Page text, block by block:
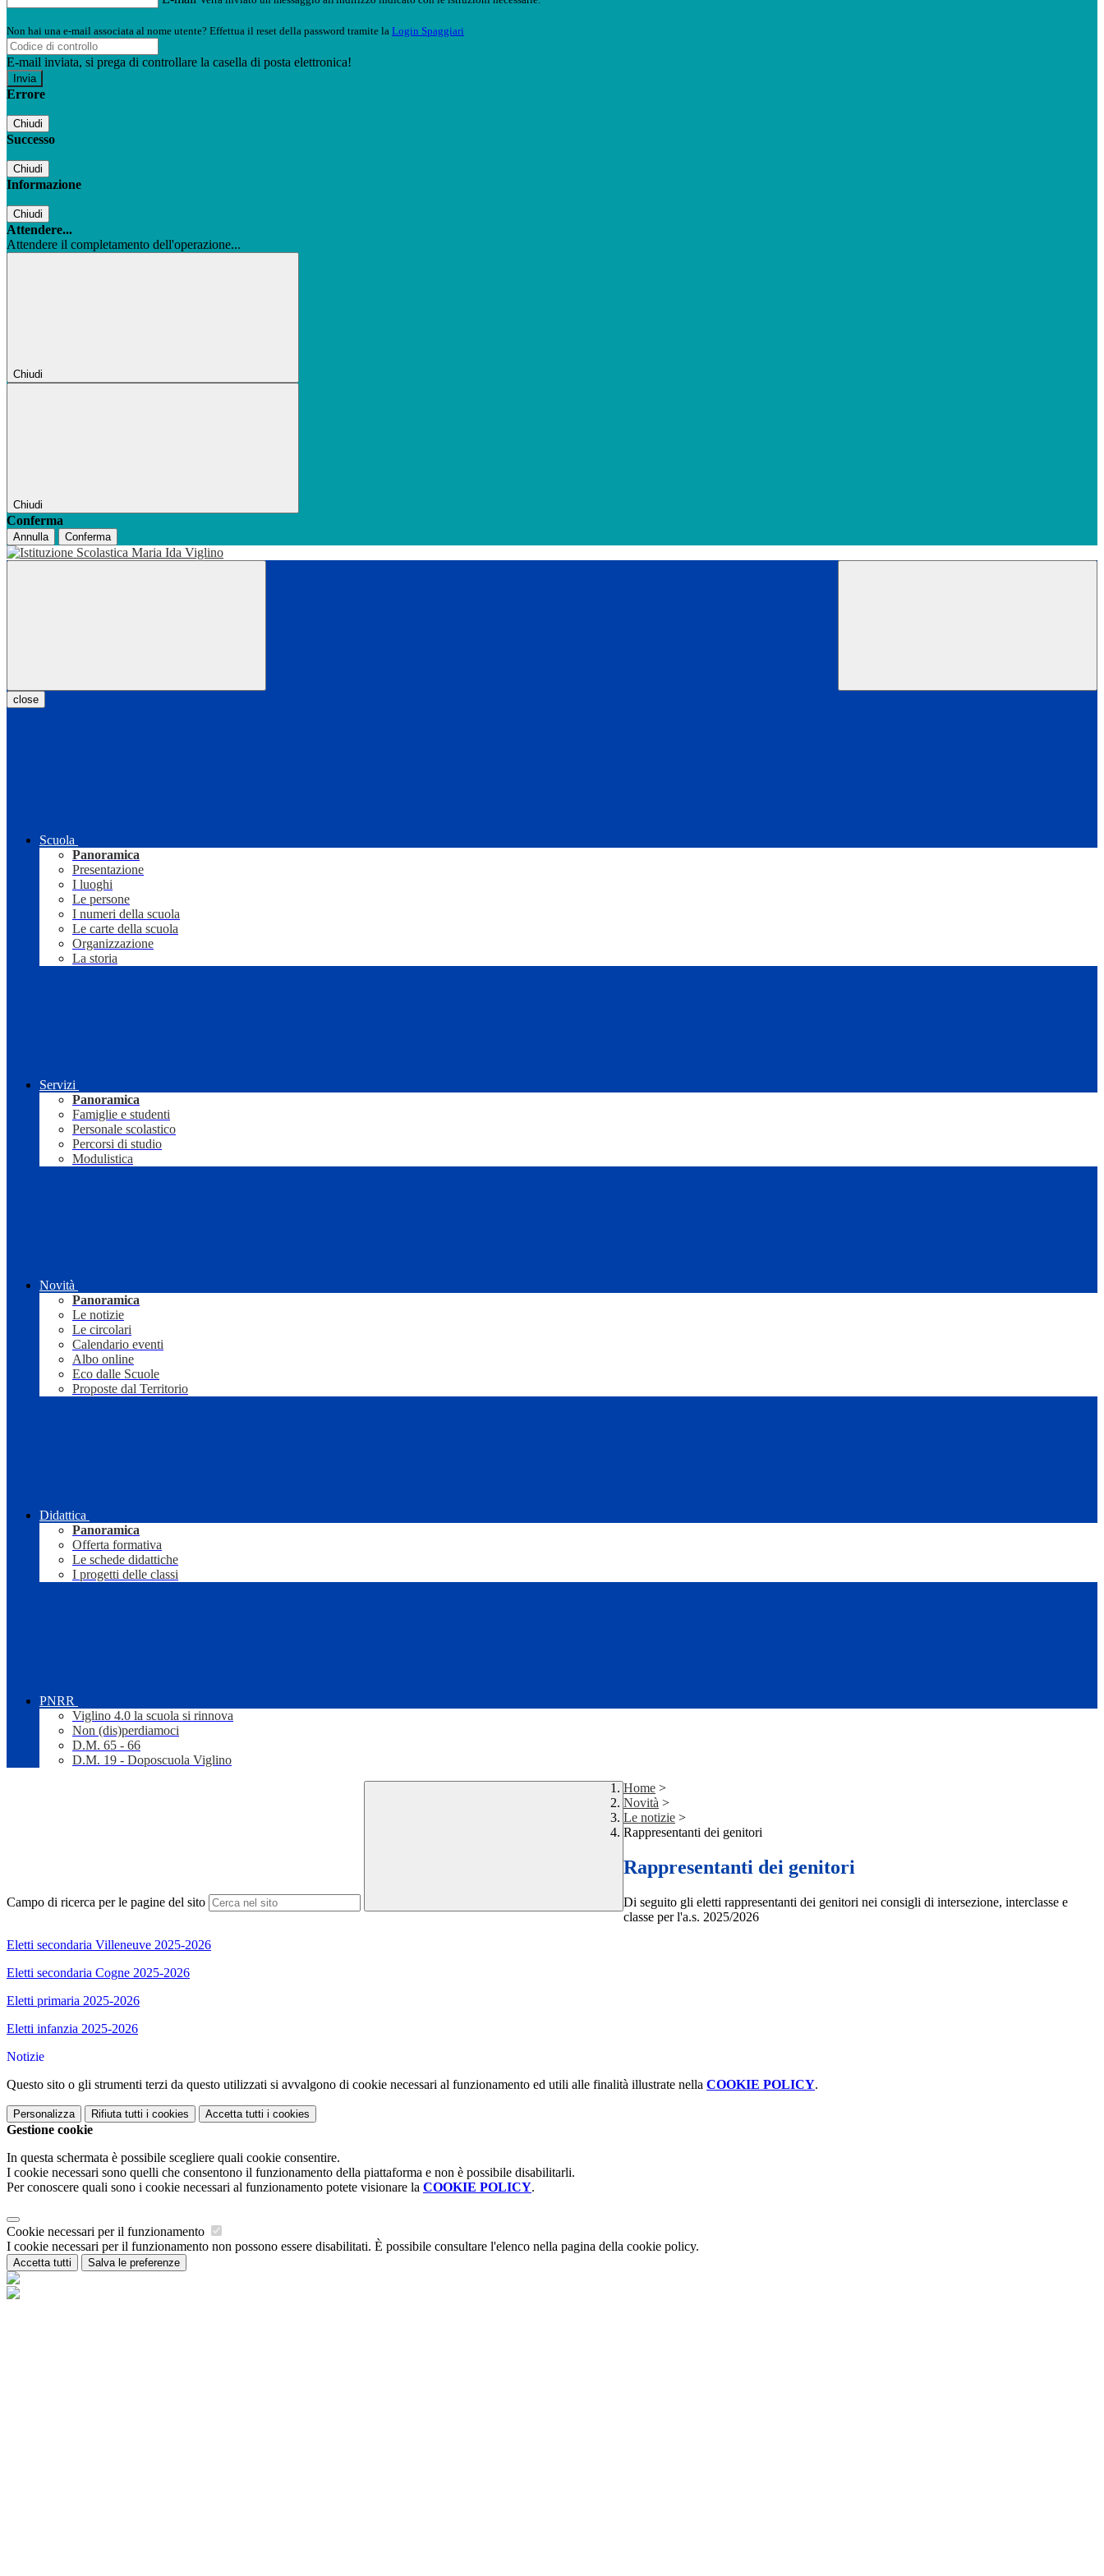
Non hai una e-mail associata al nome utente? Effettua il reset della password tramite la Login Spaggiari
E-mail inviata, si prega di controllare la casella di posta elettronica!
Errore
Chiudi
Successo
Chiudi
Informazione
Chiudi
Attendere...
Attendere il completamento dell'operazione...
Chiudi
Chiudi
Conferma
Annulla Conferma
close
Scuola
Panoramica
Presentazione
I luoghi
Le persone
I numeri della scuola
Le carte della scuola
Organizzazione
La storia
Servizi
Panoramica
Famiglie e studenti
Personale scolastico
Percorsi di studio
Modulistica
Novità
Panoramica
Le notizie
Le circolari
Calendario eventi
Albo online
Eco dalle Scuole
Proposte dal Territorio
Didattica
Panoramica
Offerta formativa
Le schede didattiche
I progetti delle classi
PNRR
Viglino 4.0 la scuola si rinnova
Non (dis)perdiamoci
D.M. 65 - 66
D.M. 19 - Doposcuola Viglino
Campo di ricerca per le pagine del sito
Home >
Novità >
Le notizie >
Rappresentanti dei genitori
Rappresentanti dei genitori
Di seguito gli eletti rappresentanti dei genitori nei consigli di intersezione, interclasse e
classe per l'a.s. 2025/2026
Eletti secondaria Villeneuve 2025-2026
Eletti secondaria Cogne 2025-2026
Eletti primaria 2025-2026
Eletti infanzia 2025-2026
Notizie
Questo sito o gli strumenti terzi da questo utilizzati si avvalgono di cookie necessari al funzionamento ed utili alle finalità illustrate nella COOKIE POLICY.
Personalizza Rifiuta tutti i cookies Accetta tutti i cookies
Gestione cookie
In questa schermata è possibile scegliere quali cookie consentire.
I cookie necessari sono quelli che consentono il funzionamento della piattaforma e non è possibile disabilitarli.
Per conoscere quali sono i cookie necessari al funzionamento potete visionare la COOKIE POLICY.
Cookie necessari per il funzionamento
I cookie necessari per il funzionamento non possono essere disabilitati. È possibile consultare l'elenco nella pagina della cookie policy.
Accetta tutti Salva le preferenze